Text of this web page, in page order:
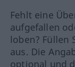
Fehlt eine
aufgefallen
loben? Füllen
aus. Die
optional und